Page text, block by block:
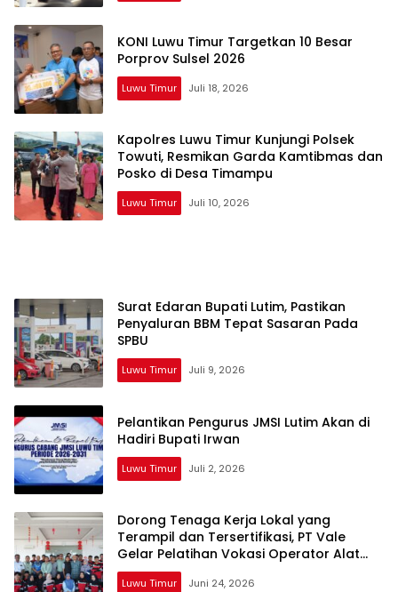
KONI Luwu Timur Targetkan 10 Besar
Porprov Sulsel 2026
Luwu Timur Juli 18, 2026
Kapolres Luwu Timur Kunjungi Polsek
Towuti, Resmikan Garda Kamtibmas dan
Posko di Desa Timampu
Luwu Timur Juli 10, 2026
Surat Edaran Bupati Lutim, Pastikan
Penyaluran BBM Tepat Sasaran Pada
SPBU
Luwu Timur Juli 9, 2026
Pelantikan Pengurus JMSI Lutim Akan di
Hadiri Bupati Irwan
Luwu Timur Juli 2, 2026
Dorong Tenaga Kerja Lokal yang
Terampil dan Tersertifikasi, PT Vale
Gelar Pelatihan Vokasi Operator Alat
Berat
Luwu Timur Juni 24, 2026